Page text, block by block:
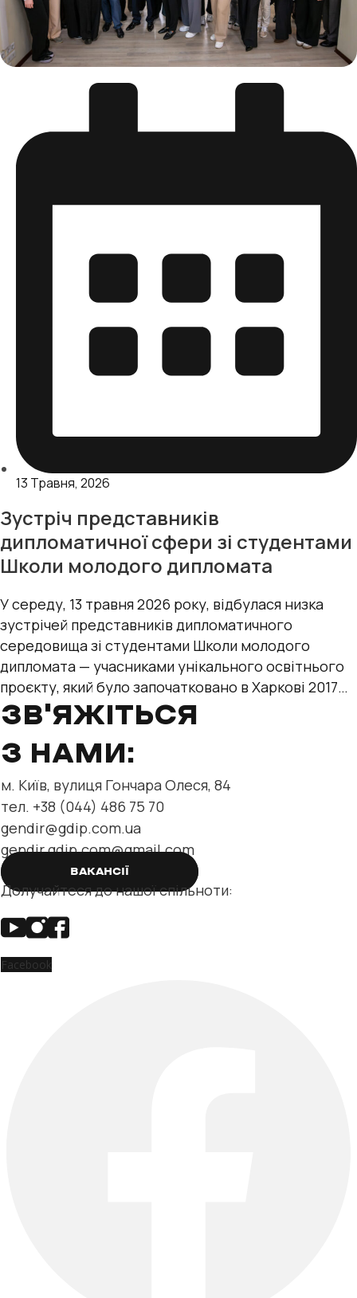
13 Травня, 2026
Зустріч представників
дипломатичної сфери зі студентами
Школи молодого дипломата
У середу, 13 травня 2026 року, відбулася низка
зустрічей представників дипломатичного
середовища зі студентами Школи молодого
дипломата — учасниками унікального освітнього
проєкту, який було започатковано в Харкові 2017
року. Проєкт,
ЗВ'ЯЖІТЬСЯ
З НАМИ:
м. Київ, вулиця Гончара Олеся, 84
тел. +38 (044) 486 75 70
gendir@gdip.com.ua
gendir.gdip.com@gmail.com
ВАКАНСІЇ
Долучайтеся до нашої спільноти:
Facebook